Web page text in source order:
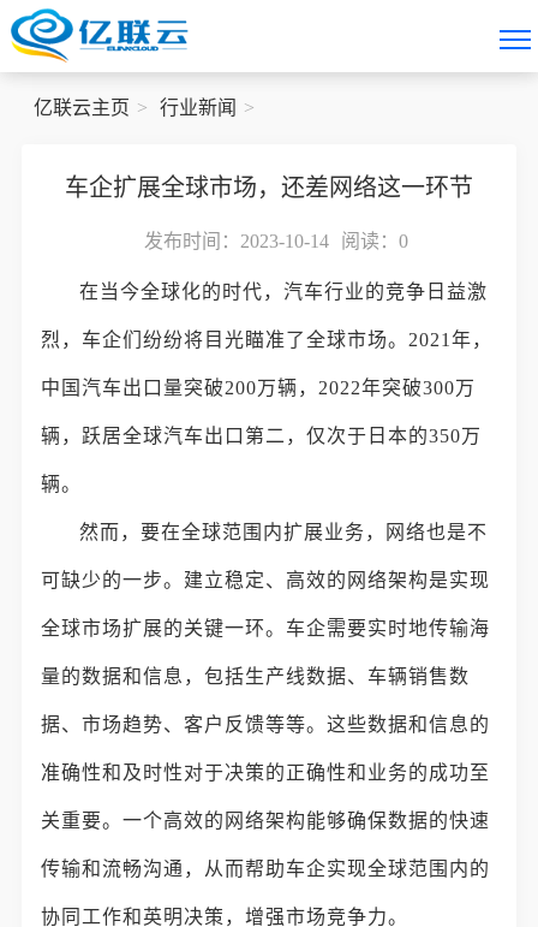
亿联云主页 行业新闻
车企扩展全球市场，还差网络这一环节
发布时间：2023-10-14 阅读： 0
在当今全球化的时代，汽车行业的竞争日益激
烈，车企们纷纷将目光瞄准了全球市场。2021年，
中国汽车出口量突破200万辆，2022年突破300万
辆，跃居全球汽车出口第二，仅次于日本的350万
辆。
然而，要在全球范围内扩展业务，网络也是不
可缺少的一步。建立稳定、高效的网络架构是实现
全球市场扩展的关键一环。车企需要实时地传输海
量的数据和信息，包括生产线数据、车辆销售数
据、市场趋势、客户反馈等等。这些数据和信息的
准确性和及时性对于决策的正确性和业务的成功至
关重要。一个高效的网络架构能够确保数据的快速
传输和流畅沟通，从而帮助车企实现全球范围内的
协同工作和英明决策，增强市场竞争力。